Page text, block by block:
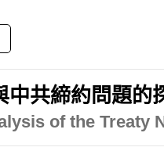
中共締約問題的
of the Treaty